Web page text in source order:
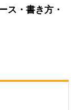
ス・書き方・